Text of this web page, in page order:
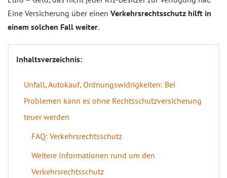
Eine Versicherung über einen Verkehrsrechtsschutz hilft in
einem solchen Fall weiter.
Inhaltsverzeichnis:
Unfall, Autokauf, Ordnungswidrigkeiten: Bei
Problemen kann es ohne Rechtsschutzversicherung
teuer werden
FAQ: Verkehrsrechtsschutz
Weitere Informationen rund um den
Verkehrsrechtsschutz